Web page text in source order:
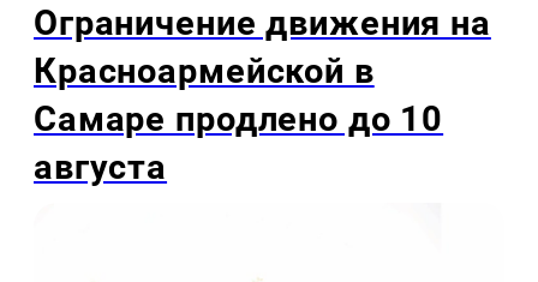
Ограничение движения на
Красноармейской в
Самаре продлено до 10
августа